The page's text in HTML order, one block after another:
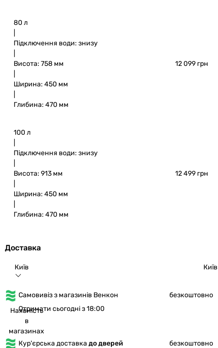
80 л
Підключення води: знизу
Висота: 758 мм
Ширина: 450 мм
Глибина: 470 мм
12 099 грн
100 л
Підключення води: знизу
Висота: 913 мм
Ширина: 450 мм
Глибина: 470 мм
12 499 грн
Доставка
Київ Київ
Самовивіз з магазинів Венкон
безкоштовно
Наявність
в
магазинах
Отримати сьогодні з 18:00
Кур'єрська доставка до дверей
безкоштовно